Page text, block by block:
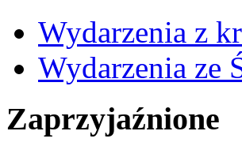
Wydarzenia z
Wydarzenia ze
Zaprzyjaźnione